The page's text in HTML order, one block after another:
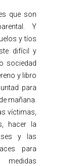
que son
Y
y tíos
difícil y
sociedad
y libro
para
mañana.
víctimas,
hacer la
y las
para